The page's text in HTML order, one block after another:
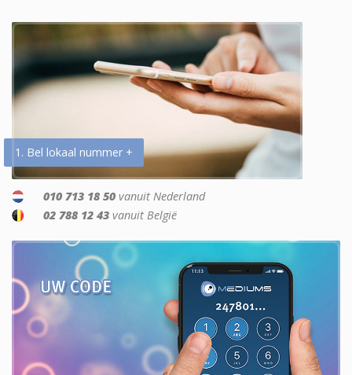
1. Bel lokaal nummer +
010 713 18 50 vanuit Nederland
02 788 12 43 vanuit België